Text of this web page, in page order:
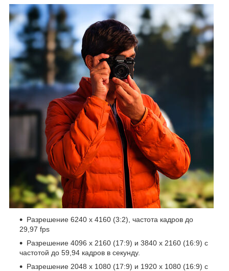
Разрешение 6240 x 4160 (3:2), частота кадров до
29,97 fps
Разрешение 4096 x 2160 (17:9) и 3840 x 2160 (16:9) с
частотой до 59,94 кадров в секунду.
Разрешение 2048 x 1080 (17:9) и 1920 x 1080 (16:9) с